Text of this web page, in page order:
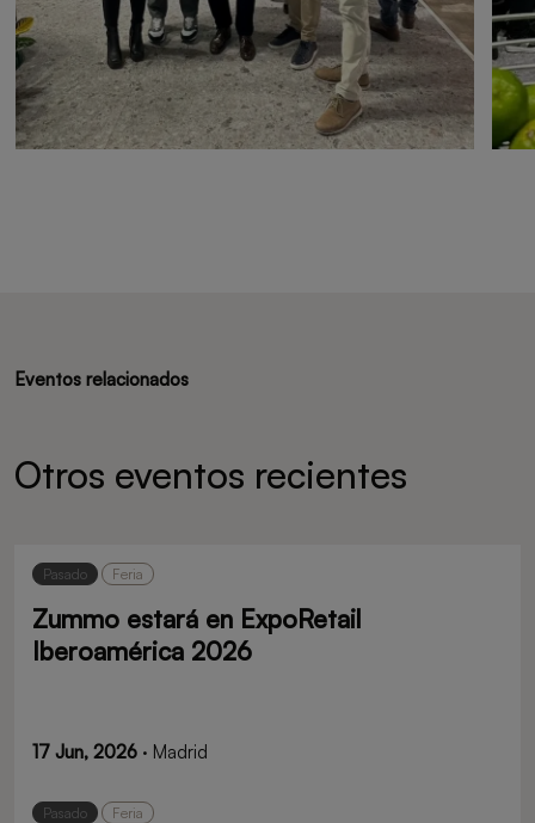
Eventos relacionados
Otros eventos recientes
Pasado Feria
Zummo estará en ExpoRetail
Iberoamérica 2026
17 Jun, 2026 · Madrid
Pasado Feria